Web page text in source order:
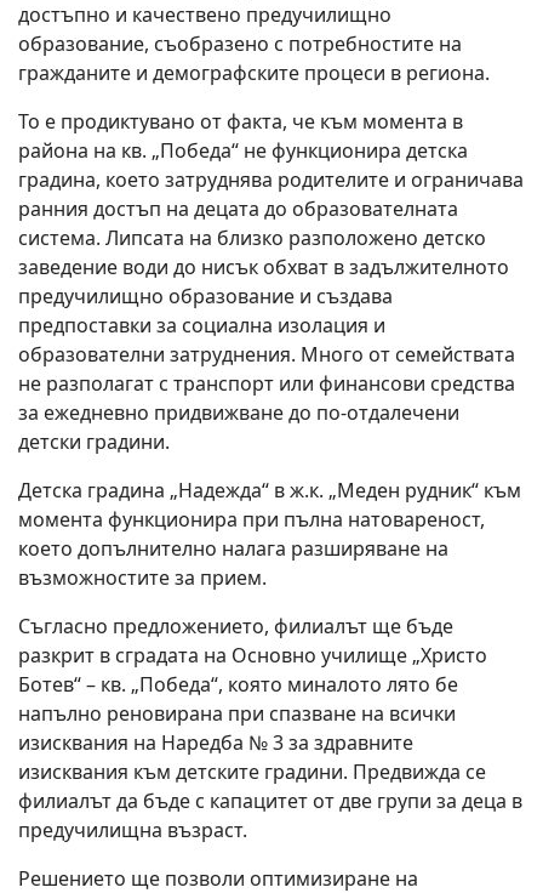
достъпно и качествено предучилищно
образование, съобразено с потребностите на
гражданите и демографските процеси в региона.
То е продиктувано от факта, че към момента в
района на кв. „Победа“ не функционира детска
градина, което затруднява родителите и ограничава
ранния достъп на децата до образователната
система. Липсата на близко разположено детско
заведение води до нисък обхват в задължителното
предучилищно образование и създава
предпоставки за социална изолация и
образователни затруднения. Много от семействата
не разполагат с транспорт или финансови средства
за ежедневно придвижване до по-отдалечени
детски градини.
Детска градина „Надежда“ в ж.к. „Меден рудник“ към
момента функционира при пълна натовареност,
което допълнително налага разширяване на
възможностите за прием.
Съгласно предложението, филиалът ще бъде
разкрит в сградата на Основно училище „Христо
Ботев“ – кв. „Победа“, която миналото лято бе
напълно реновирана при спазване на всички
изисквания на Наредба № 3 за здравните
изисквания към детските градини. Предвижда се
филиалът да бъде с капацитет от две групи за деца в
предучилищна възраст.
Решението ще позволи оптимизиране на